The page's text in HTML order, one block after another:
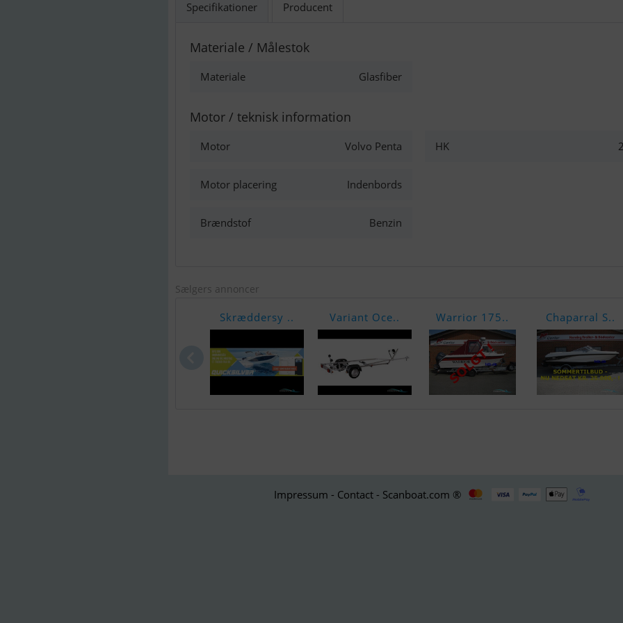
Specifikationer Producent
Materiale / Målestok
Materiale Glasfiber
Motor / teknisk information
Motor Volvo Penta HK
Motor placering Indenbords
Brændstof Benzin
Sælgers annoncer
Skræddersy .. Variant Oce.. Warrior 175.. Chaparral S..
Impressum - Contact - Scanboat.com ®